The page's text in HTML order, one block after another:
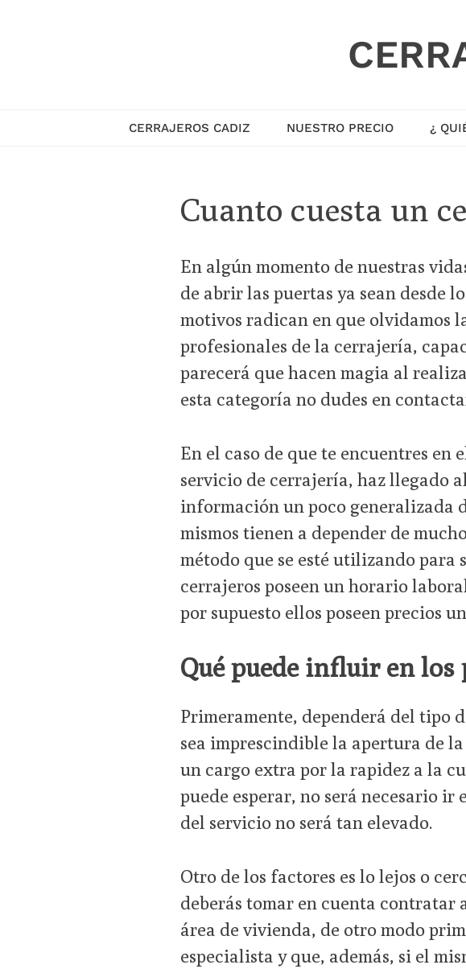
CERRAJEROS CADIZ NUESTRO PRECIO ¿
Cuanto cuesta un
En algún momento de nuestras
de abrir las puertas ya sean desde
motivos radican en que olvidamos
profesionales de la cerrajería,
parecerá que hacen magia al
esta categoría no dudes en
En el caso de que te encuentres en
servicio de cerrajería, haz llegado
información un poco generalizada
mismos tienen a depender de
método que se esté utilizando para
cerrajeros poseen un horario
por supuesto ellos poseen precios
Qué puede influir en los
Primeramente, dependerá del tipo
sea imprescindible la apertura de
un cargo extra por la rapidez a la
puede esperar, no será necesario
del servicio no será tan elevado.
Otro de los factores es lo lejos o
deberás tomar en cuenta contratar
área de vivienda, de otro modo
especialista y que, además, si el